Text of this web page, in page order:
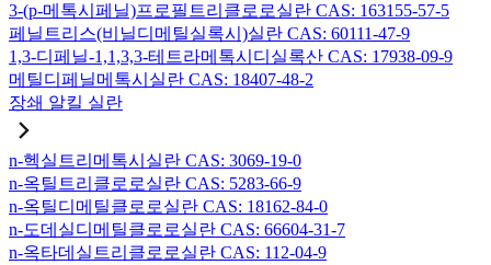
3-(p-메톡시페닐)프로필트리클로로실란 CAS: 163155-57-5
페닐트리스(비닐디메틸실록시)실란 CAS: 60111-47-9
1,3-디페닐-1,1,3,3-테트라메톡시디실록산 CAS: 17938-09-9
메틸디페닐메톡시실란 CAS: 18407-48-2
장쇄 알킬 실란
n-헥실트리메톡시실란 CAS: 3069-19-0
n-옥틸트리클로로실란 CAS: 5283-66-9
n-옥틸디메틸클로로실란 CAS: 18162-84-0
n-도데실디메틸클로로실란 CAS: 66604-31-7
n-옥타데실트리클로로실란 CAS: 112-04-9